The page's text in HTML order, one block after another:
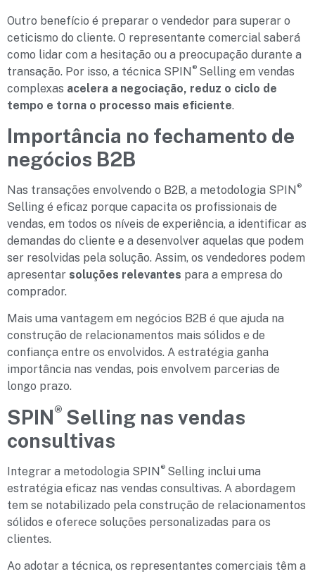
Outro benefício é preparar o vendedor para superar o
ceticismo do cliente. O representante comercial saberá
como lidar com a hesitação ou a preocupação durante a
transação. Por isso, a técnica SPIN® Selling em vendas
complexas acelera a negociação, reduz o ciclo de
tempo e torna o processo mais eficiente.
Importância no fechamento de
negócios B2B
Nas transações envolvendo o B2B, a metodologia SPIN®
Selling é eficaz porque capacita os profissionais de
vendas, em todos os níveis de experiência, a identificar as
demandas do cliente e a desenvolver aquelas que podem
ser resolvidas pela solução. Assim, os vendedores podem
apresentar soluções relevantes para a empresa do
comprador.
Mais uma vantagem em negócios B2B é que ajuda na
construção de relacionamentos mais sólidos e de
confiança entre os envolvidos. A estratégia ganha
importância nas vendas, pois envolvem parcerias de
longo prazo.
SPIN® Selling nas vendas
consultivas
Integrar a metodologia SPIN® Selling inclui uma
estratégia eficaz nas vendas consultivas. A abordagem
tem se notabilizado pela construção de relacionamentos
sólidos e oferece soluções personalizadas para os
clientes.
Ao adotar a técnica, os representantes comerciais têm a